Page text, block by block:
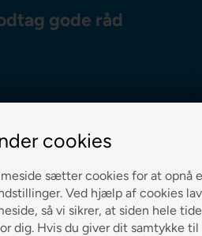
cookies
sætter cookies for at opnå
Ved hjælp af cookies
så vi sikrer, at siden hele
dig. Hvis du giver dit samtykke
gode råd
0-3 hverdage
på alle varer